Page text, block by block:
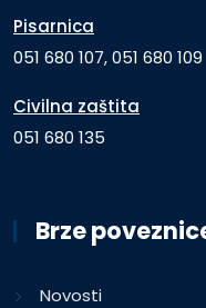
Pisarnica
051 680 107, 051 680 109
Civilna zaštita
051 680 135
Brze
Novosti